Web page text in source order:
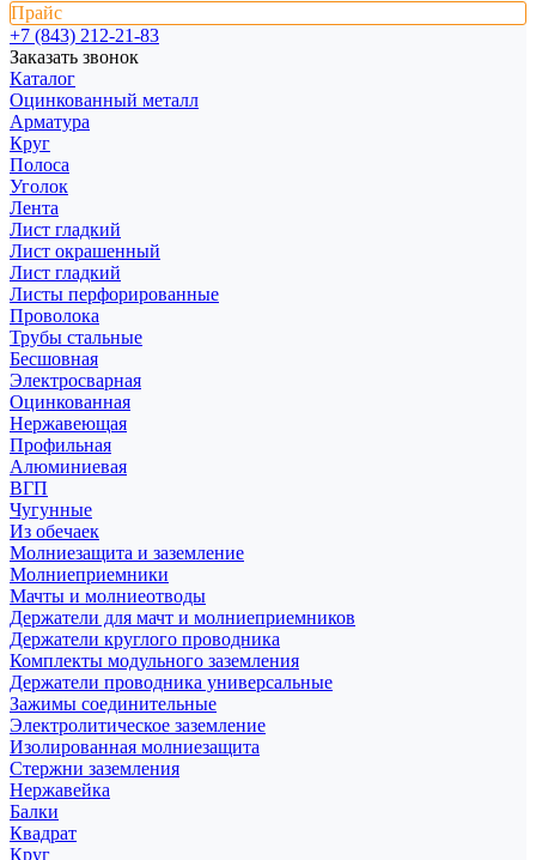
Прайс
+7 (843) 212-21-83
Заказать звонок
Каталог
Оцинкованный металл
Арматура
Круг
Полоса
Уголок
Лента
Лист гладкий
Лист окрашенный
Лист гладкий
Листы перфорированные
Проволока
Трубы стальные
Бесшовная
Электросварная
Оцинкованная
Нержавеющая
Профильная
Алюминиевая
ВГП
Чугунные
Из обечаек
Молниезащита и заземление
Молниеприемники
Мачты и молниеотводы
Держатели для мачт и молниеприемников
Держатели круглого проводника
Комплекты модульного заземления
Держатели проводника универсальные
Зажимы соединительные
Электролитическое заземление
Изолированная молниезащита
Стержни заземления
Нержавейка
Балки
Квадрат
Круг